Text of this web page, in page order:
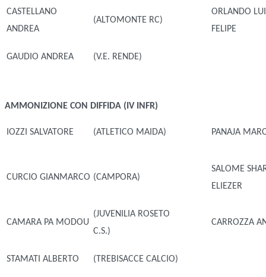
CASTELLANO
ANDREA
(ALTOMONTE RC)
ORLANDO
FELIPE
GAUDIO ANDREA (V.E. RENDE)
AMMONIZIONE CON DIFFIDA (IV INFR)
IOZZI SALVATORE (ATLETICO MAIDA) PANAJA
CURCIO GIANMARCO (CAMPORA)
SALOME
ELIEZER
CAMARA PA MODOU
(JUVENILIA ROSETO
C.S.)
CARROZZA
STAMATI ALBERTO (TREBISACCE CALCIO)